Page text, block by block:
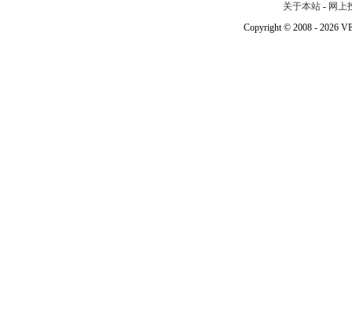
关于本站 - 网上
Copyright © 2008 - 2026